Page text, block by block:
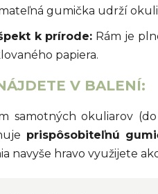
gumička udrží
k prírode: Rám je
papiera.
V BALENÍ:
samotných okuliarov
prispôsobiteľnú
navyše hravo využijete